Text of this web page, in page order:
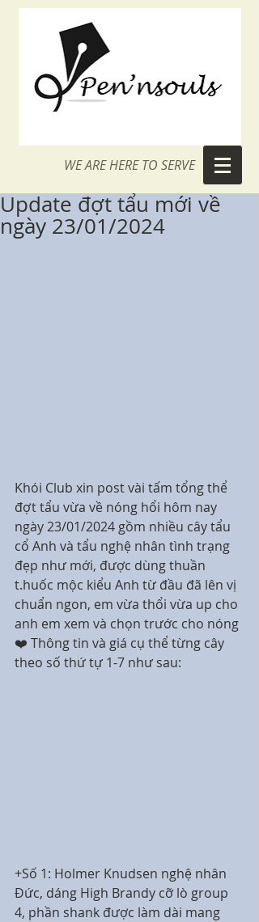
WE ARE HERE TO SERVE
Update đợt tẩu mới về
ngày 23/01/2024
Khói Club xin post vài tấm tổng thể
đợt tẩu vừa về nóng hổi hôm nay
ngày 23/01/2024 gồm nhiều cây tẩu
cổ Anh và tẩu nghệ nhân tình trạng
đẹp như mới, được dùng thuần
t.huốc mộc kiểu Anh từ đầu đã lên vị
chuẩn ngon, em vừa thổi vừa up cho
anh em xem và chọn trước cho nóng
❤️ Thông tin và giá cụ thể từng cây
theo số thứ tự 1-7 như sau:
+Số 1: Holmer Knudsen nghệ nhân
Đức, dáng High Brandy cỡ lò group
4, phần shank được làm dài mang